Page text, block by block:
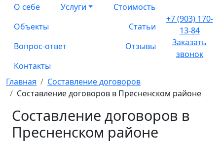
О себе Услуги
Стоимость
Объекты
Статьи
Вопрос-ответ
Отзывы
Контакты
+7 (903) 170-
13-84
Заказать
звонок
Главная
Составление договоров
Составление договоров в Пресненском районе
Составление договоров в
Пресненском районе